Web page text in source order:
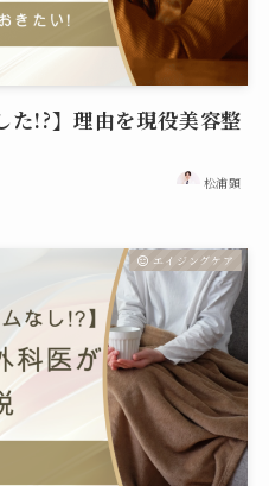
た!?】理由を現役美容整
松浦顕
エイジングケア